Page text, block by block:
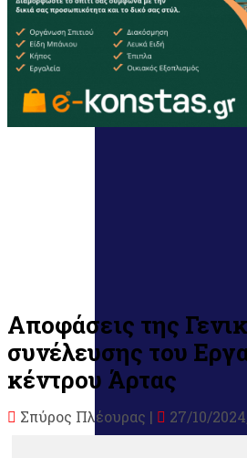
Αποφάσεις της
συνέλευσης του
κέντρου Άρτας
Σπύρος Πλέουρας | 27/10/